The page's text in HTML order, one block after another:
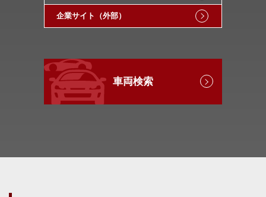
企業サイト（外部）
車両検索